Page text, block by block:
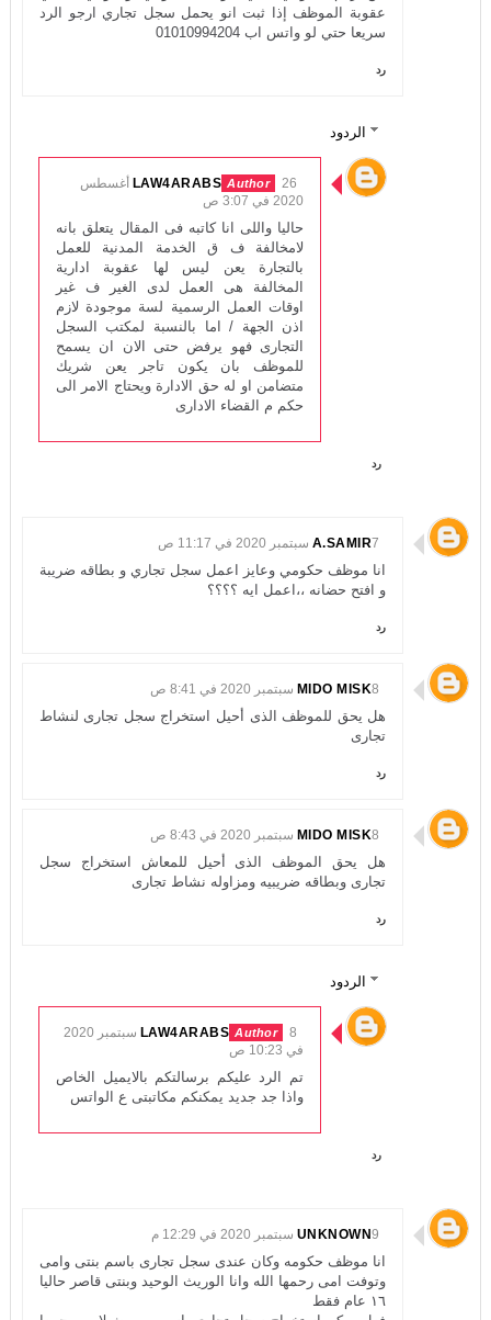
عقوبة الموظف إذا ثبت انو يحمل سجل تجاري ارجو الرد
سريعا حتي لو واتس اب 01010994204
رد
الردود
LAW4ARABS 26 أغسطس
2020 في 3:07 ص
حاليا واللى انا كاتبه فى المقال يتعلق بانه
لامخالفة ف ق الخدمة المدنية للعمل
بالتجارة يعن ليس لها عقوبة ادارية
المخالفة هى العمل لدى الغير ف غير
اوقات العمل الرسمية لسة موجودة لازم
اذن الجهة / اما بالنسبة لمكتب السجل
التجارى فهو يرفض حتى الان ان يسمح
للموظف بان يكون تاجر يعن شريك
متضامن او له حق الادارة ويحتاج الامر الى
حكم م القضاء الادارى
رد
A.SAMIR7 سبتمبر 2020 في 11:17 ص
انا موظف حكومي وعايز اعمل سجل تجاري و بطاقه ضريبة
و افتح حضانه ،،اعمل ايه ؟؟؟؟
رد
MIDO MISK8 سبتمبر 2020 في 8:41 ص
هل يحق للموظف الذى أحيل استخراج سجل تجارى لنشاط
تجارى
رد
MIDO MISK8 سبتمبر 2020 في 8:43 ص
هل يحق الموظف الذى أحيل للمعاش استخراج سجل
تجارى وبطاقه ضريبيه ومزاوله نشاط تجارى
رد
الردود
LAW4ARABS
8 سبتمبر 2020
في 10:23 ص
تم الرد عليكم برسالتكم بالايميل الخاص
واذا جد جديد يمكنكم مكاتبتى ع الواتس
رد
UNKNOWN9 سبتمبر 2020 في 12:29 م
انا موظف حكومه وكان عندى سجل تجارى باسم بنتى وامى
وتوفت امى رحمها الله وانا الوريث الوحيد وبنتى قاصر حاليا
١٦ عام فقط